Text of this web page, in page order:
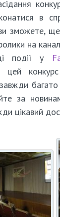
в
зможете, ще
на
події у
цей
багато
за
цікавий